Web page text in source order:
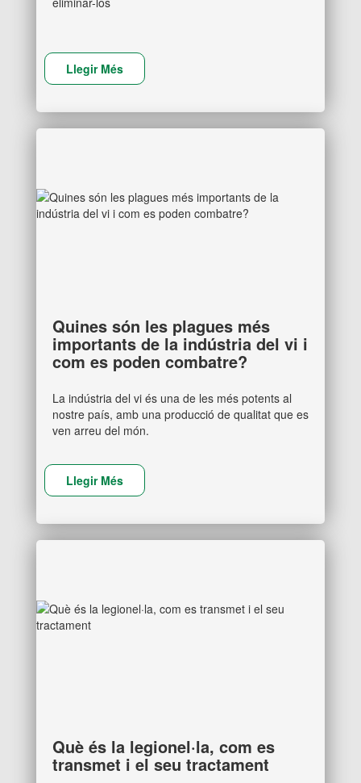
Llegir Més
Quines són les plagues més
importants de la indústria del vi i
com es poden combatre?
La indústria del vi és una de les més potents al
nostre país, amb una producció de qualitat que es
ven arreu del món.
Llegir Més
Què és la legionel·la, com es
transmet i el seu tractament